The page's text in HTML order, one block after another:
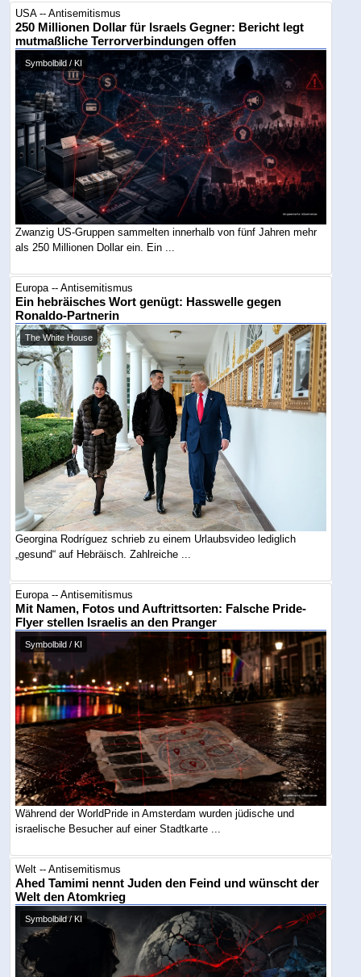
USA -- Antisemitismus
250 Millionen Dollar für Israels Gegner: Bericht legt
mutmaßliche Terrorverbindungen offen
Symbolbild / KI
Zwanzig US-Gruppen sammelten innerhalb von fünf Jahren mehr
als 250 Millionen Dollar ein. Ein ...
Europa -- Antisemitismus
Ein hebräisches Wort genügt: Hasswelle gegen
Ronaldo-Partnerin
The White House
Georgina Rodríguez schrieb zu einem Urlaubsvideo lediglich
„gesund“ auf Hebräisch. Zahlreiche ...
Europa -- Antisemitismus
Mit Namen, Fotos und Auftrittsorten: Falsche Pride-
Flyer stellen Israelis an den Pranger
Symbolbild / KI
Während der WorldPride in Amsterdam wurden jüdische und
israelische Besucher auf einer Stadtkarte ...
Welt -- Antisemitismus
Ahed Tamimi nennt Juden den Feind und wünscht der
Welt den Atomkrieg
Symbolbild / KI